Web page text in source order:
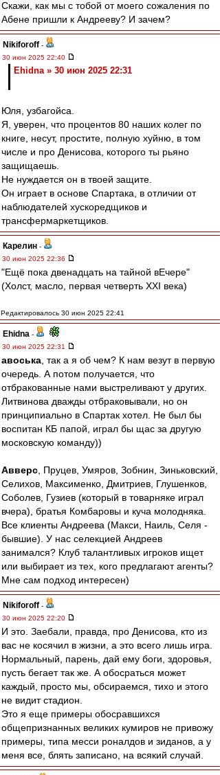
Скажи, как мы с тобой от моего сожаления по
Абене пришли к Андрееву? И зачем?
Nikiforoff -
30 июн 2025 22:40
Ehidna » 30 июн 2025 22:31
Юля, узбагойса.
Я, уверен, что процентов 80 наших колег по
книге, несут, простите, полную хуйню, в том
числе и про Денисова, которого ты рьяно
защищаешь.
Не нуждается он в твоей защите.
Он играет в основе Спартака, в отличии от
наблюдателей хускоредщиков и
трансфермаркетщиков.
Карелин -
30 июн 2025 22:36
"Ещё пока двенадцать на тайной вЕчере"
(Холст, масло, первая четверть XXI века)
Редактировалось 30 июн 2025 22:41
Ehidna -
30 июн 2025 22:31
авоська , так а я об чем? К нам везут в первую
очередь. А потом получается, что
отбракованные нами выстреливают у других.
Литвинова дважды отбраковывали, но он
принципиально в Спартак хотел. Не был бы
воспитан КБ папой, играл бы щас за другую
московскую команду))
Авверс , Пруцев, Умяров, Зобнин, Зиньковский,
Селихов, Максименко, Дмитриев, Глушенков,
Соболев, Гузиев (который в товарняке играл
вчера), братья Комбаровы и куча молодняка.
Все клиенты Андреева (Макси, Наиль, Селя -
бывшие). У нас селекцией Андреев
занимался? Клуб талантливых игроков ищет
или выбирает из тех, кого предлагают агенты?
Мне сам подход интересен)
Nikiforoff -
30 июн 2025 22:20
И это. Заебали, правда, про Денисова, кто из
вас не косячил в жизни, а это всего лишь игра.
Нормальный, парень, дай ему боги, здоровья,
пусть бегает так же. А обосраться может
каждый, просто мы, обсираемся, тихо и этого
не видит стадион.
Это я еще примеры обосравшихся
общепризнанных великих кумиров не привожу
примеры, типа месси роналдов и зиданов, а у
меня все, блять записано, на всякий случай.